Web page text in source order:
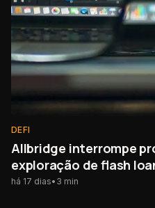
DEFI
Allbridge interrompe
exploração de flash
há 17 dias• 3 min